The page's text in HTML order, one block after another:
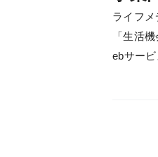
ライフ
「生活
ebサー